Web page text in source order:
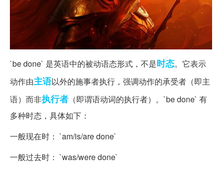
`be done` 是英语中的被动语态形式，不是时态。它表示
动作由主语以外的施事者执行，强调动作的承受者（即主
语）而非执行者 （即谓语动词的执行者）。`be done` 有
多种时态，具体如下：
一般现在时： `am/is/are done`
一般过去时： `was/were done`